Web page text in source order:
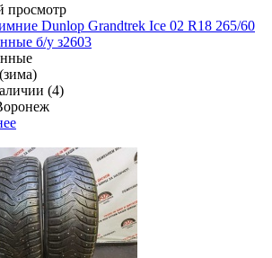
просмотр
Dunlop Grandtrek Ice 02 R18 265/60
б/у з2603
(4)